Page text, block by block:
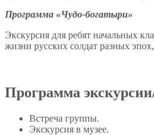
Программа «Чудо-богатыри»
Экскурсия для ребят начальных
жизни русских солдат разных
Программа
Встреча группы.
Экскурсия в музее.